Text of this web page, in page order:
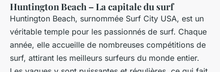
Huntington Beach – La capitale du surf
Huntington Beach, surnommée Surf City USA, est un
véritable temple pour les passionnés de surf. Chaque
année, elle accueille de nombreuses compétitions de
surf, attirant les meilleurs surfeurs du monde entier.